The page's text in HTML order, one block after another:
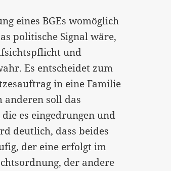
eines BGEs womöglich
politische Signal wäre,
und
Es entscheidet zum
in eine Familie
soll das
es eingedrungen und
deutlich, dass beides
der eine erfolgt im
der andere